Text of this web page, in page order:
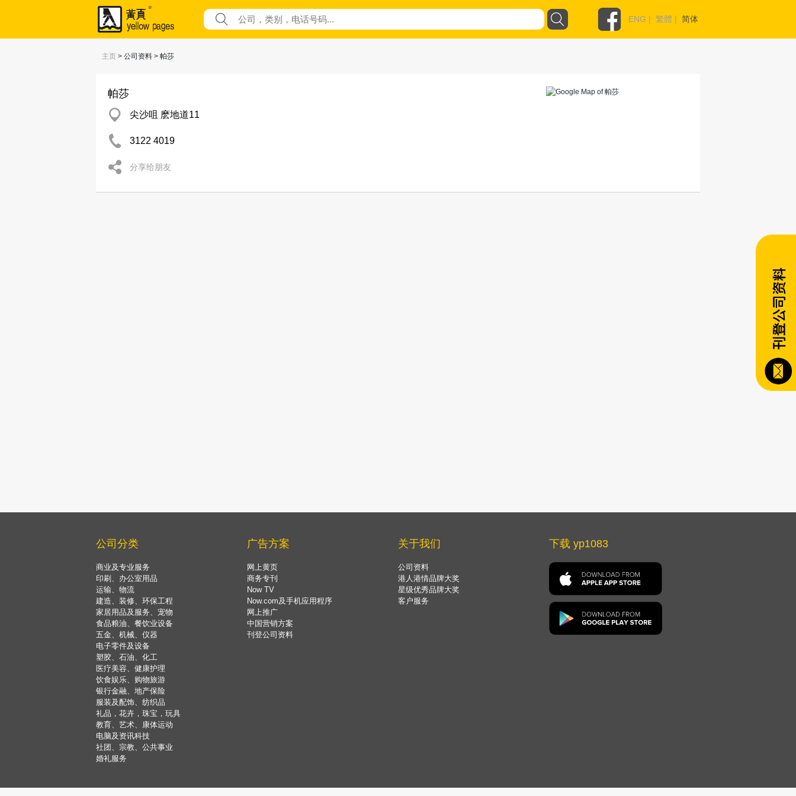
ENG | 繁體 | 简体
主页 > 公司资料 > 帕莎
帕莎
尖沙咀 麽地道11
3122 4019
分享给朋友
公司分类
商业及专业服务
印刷、办公室用品
运输、物流
建造、装修、环保工程
家居用品及服务、宠物
食品粮油、餐饮业设备
五金、机械、仪器
电子零件及设备
塑胶、石油、化工
医疗美容、健康护理
饮食娱乐、购物旅游
银行金融、地产保险
服装及配饰、纺织品
礼品，花卉，珠宝，玩具
教育、艺术、康体运动
电脑及资讯科技
社团、宗教、公共事业
婚礼服务
广告方案
网上黄页
商务专刊
Now TV
Now.com及手机应用程序
网上推广
中国营销方案
刊登公司资料
关于我们
公司资料
港人港情品牌大奖
星级优秀品牌大奖
客户服务
下载 yp1083